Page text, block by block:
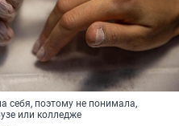
себя, поэтому не понимала,
или колледже